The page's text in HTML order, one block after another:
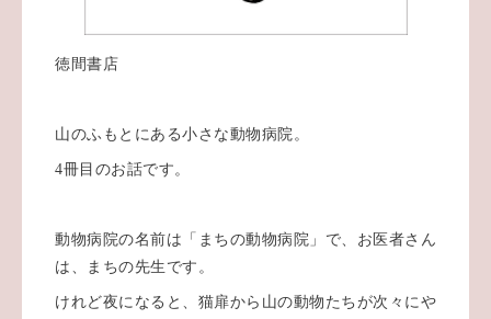
徳間書店
山のふもとにある小さな動物病院。
4冊目のお話です。
動物病院の名前は「まちの動物病院」で、お医者さん
は、まちの先生です。
けれど夜になると、猫扉から山の動物たちが次々にや